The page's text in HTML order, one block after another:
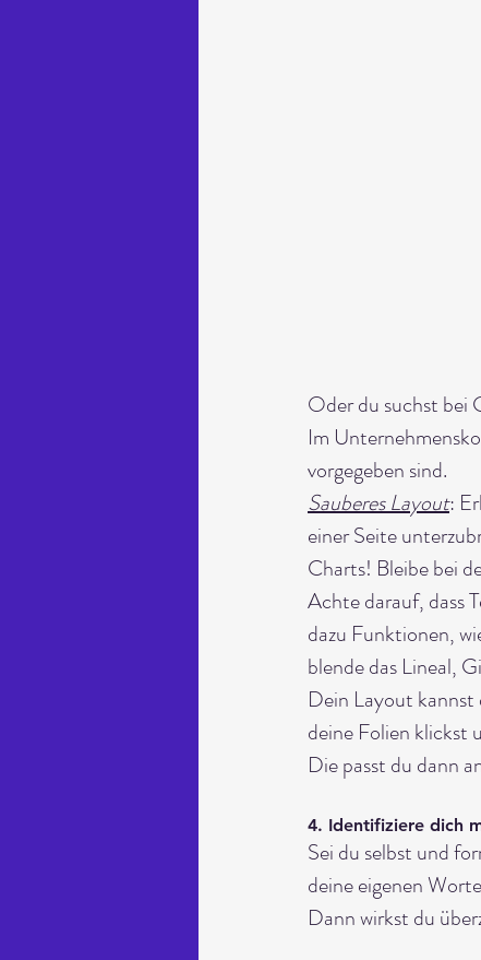
Oder du suchst bei
Im
vorgegeben sind.
Sauberes Layout:
einer Seite
Charts! Bleibe bei
Achte darauf, dass
dazu Funktionen,
blende das Lineal,
Dein Layout
deine Folien klickst
Die passt du dann
4. Identifiziere dich
Sei du selbst und
deine eigenen
Dann wirkst du